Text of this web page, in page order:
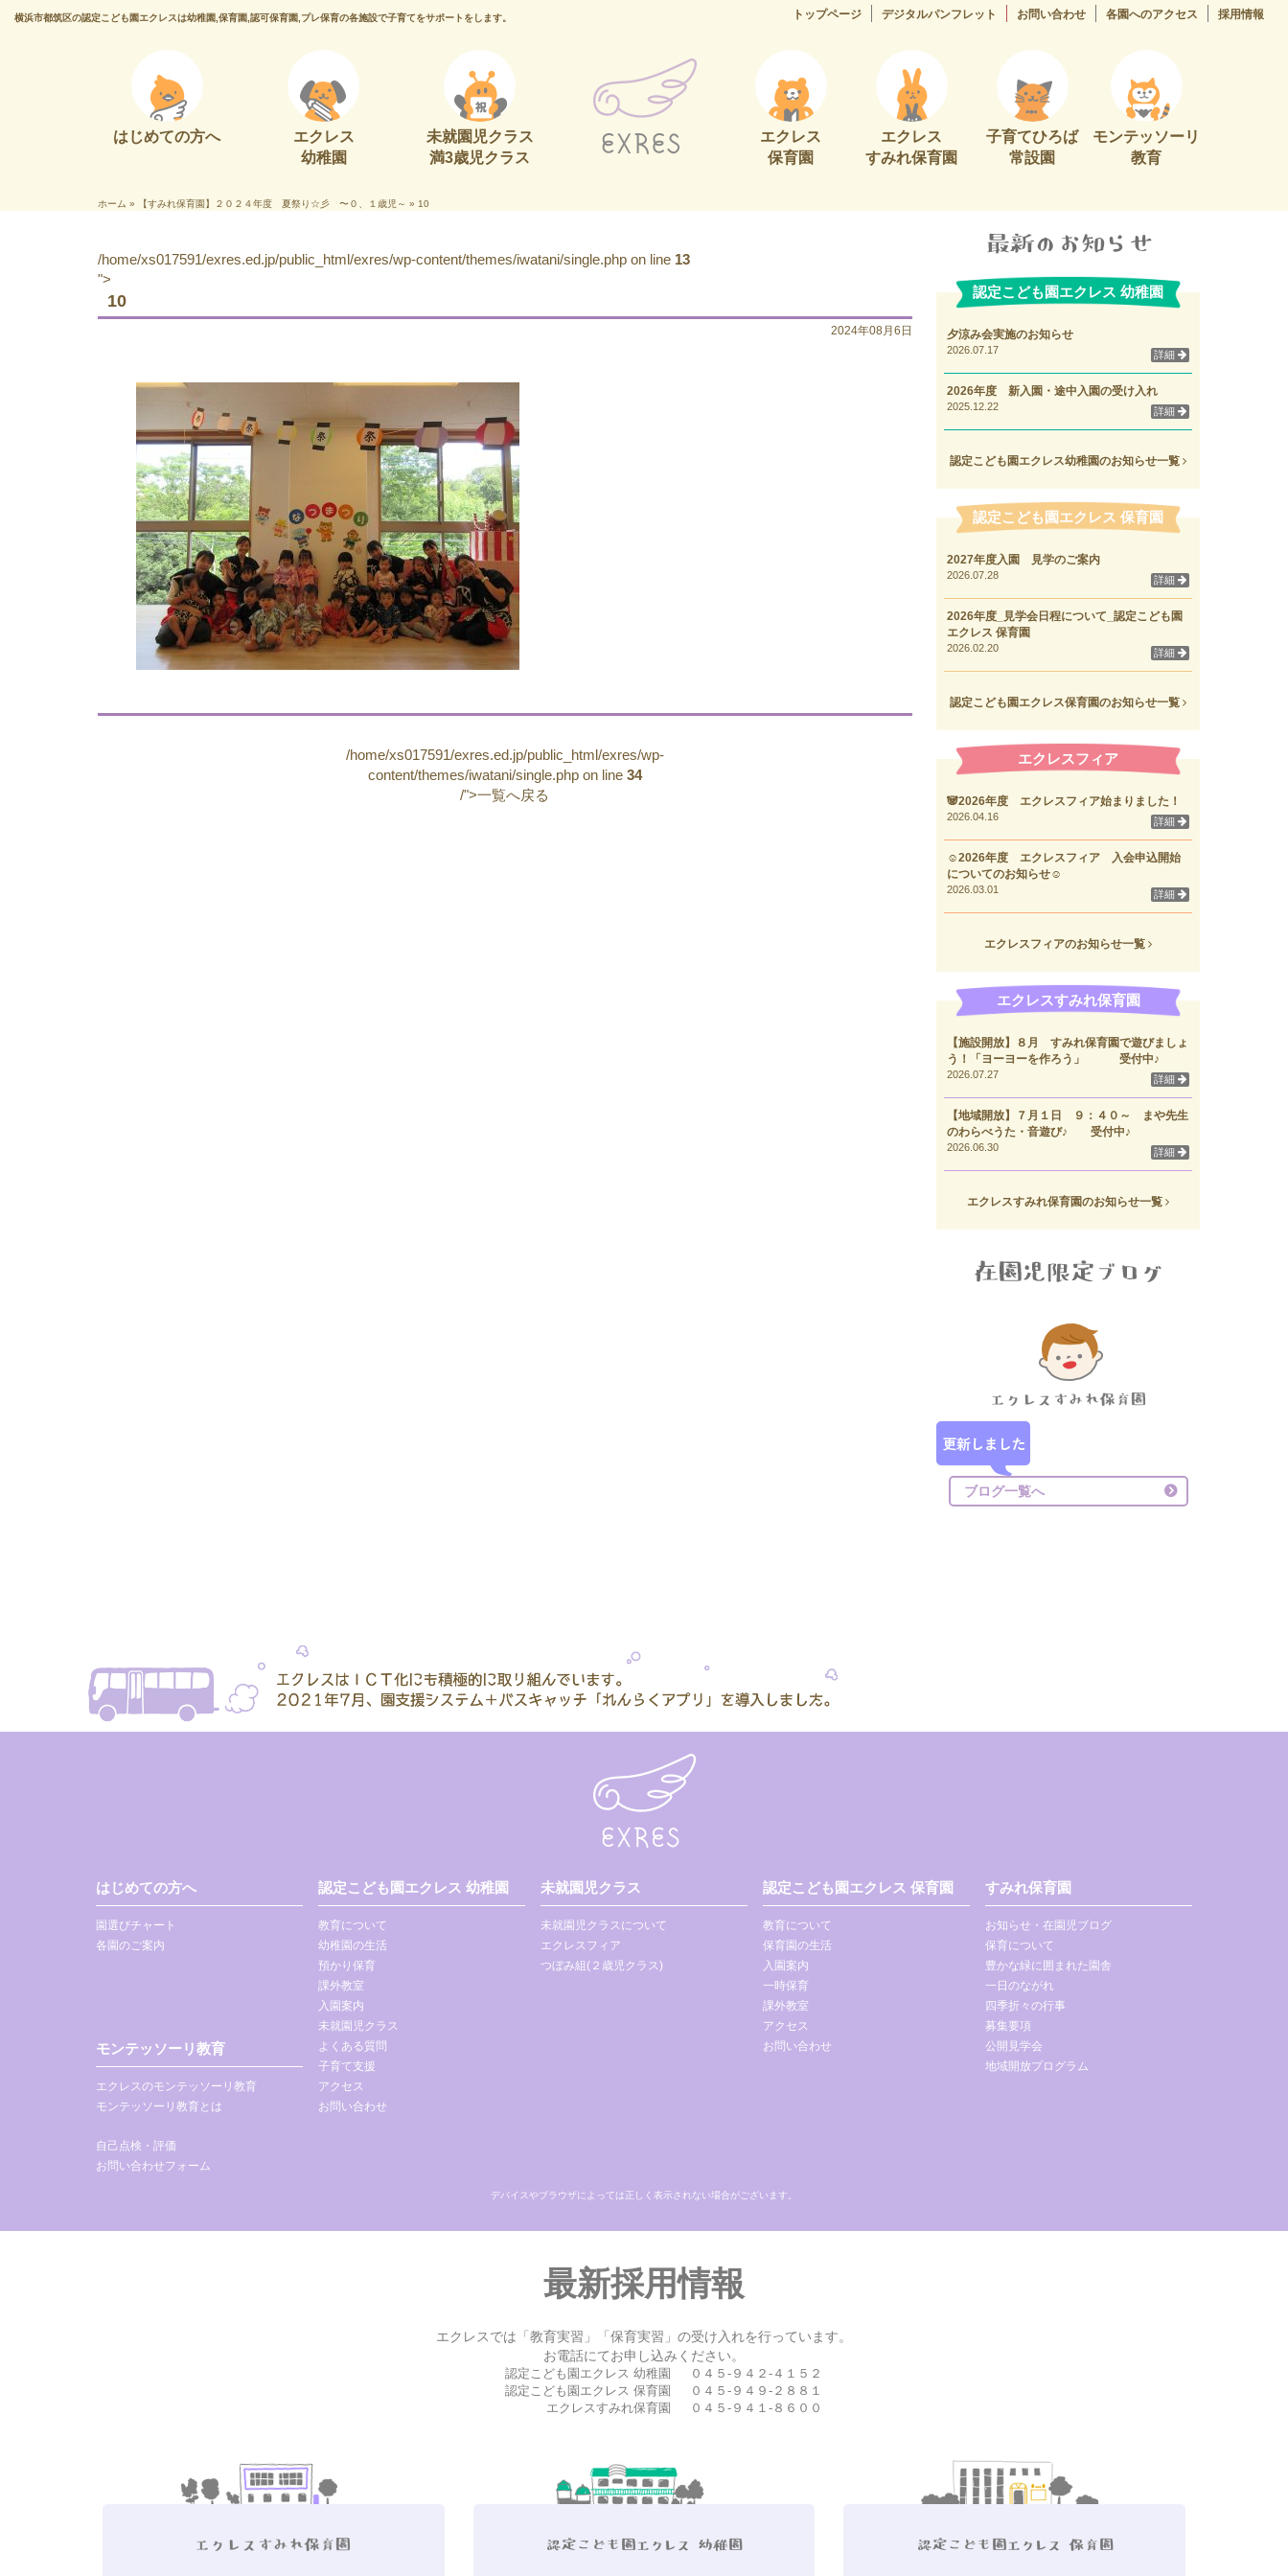
横浜市都筑区の認定こども園エクレスは幼稚園,保育園,認可保育園,プレ保育の各施設で子育てをサポートをします。 トップページ デジタルパンフレット お問い合わせ 各園へのアクセス 採用情報
はじめての方へ
エクレス
幼稚園
未就園児クラス
満3歳児クラス
エクレス
保育園
エクレス
すみれ保育園
子育てひろば
常設園
モンテッソーリ
教育
ホーム » 【すみれ保育園】２０２４年度 夏祭り☆彡 〜０、１歳児～ » 10
/home/xs017591/exres.ed.jp/public_html/exres/wp-content/themes/iwatani/single.php on line 13
">
10
2024年08月6日
/home/xs017591/exres.ed.jp/public_html/exres/wp-
content/themes/iwatani/single.php on line 34
/">一覧へ戻る
認定こども園エクレス 幼稚園
夕涼み会実施のお知らせ
2026.07.17 詳細
2026年度 新入園・途中入園の受け入れ
2025.12.22 詳細
認定こども園エクレス幼稚園のお知らせ一覧
認定こども園エクレス 保育園
2027年度入園 見学のご案内
2026.07.28 詳細
2026年度_見学会日程について_認定こども園
エクレス 保育園
2026.02.20 詳細
認定こども園エクレス保育園のお知らせ一覧
エクレスフィア
🐼2026年度 エクレスフィア始まりました！
2026.04.16 詳細
☺2026年度 エクレスフィア 入会申込開始
についてのお知らせ☺
2026.03.01 詳細
エクレスフィアのお知らせ一覧
エクレスすみれ保育園
【施設開放】８月 すみれ保育園で遊びましょ
う！「ヨーヨーを作ろう」 受付中♪
2026.07.27 詳細
【地域開放】７月１日 ９：４０～ まや先生
のわらべうた・音遊び♪ 受付中♪
2026.06.30 詳細
エクレスすみれ保育園のお知らせ一覧
ブログ一覧へ
はじめての方へ
園選びチャート
各園のご案内
モンテッソーリ教育
エクレスのモンテッソーリ教育
モンテッソーリ教育とは
自己点検・評価
お問い合わせフォーム
認定こども園エクレス 幼稚園
教育について
幼稚園の生活
預かり保育
課外教室
入園案内
未就園児クラス
よくある質問
子育て支援
アクセス
お問い合わせ
未就園児クラス
未就園児クラスについて
エクレスフィア
つぼみ組(２歳児クラス)
認定こども園エクレス 保育園
教育について
保育園の生活
入園案内
一時保育
課外教室
アクセス
お問い合わせ
すみれ保育園
お知らせ・在園児ブログ
保育について
豊かな緑に囲まれた園舎
一日のながれ
四季折々の行事
募集要項
公開見学会
地域開放プログラム
デバイスやブラウザによっては正しく表示されない場合がございます。
最新採用情報
エクレスでは「教育実習」「保育実習」の受け入れを行っています。
お電話にてお申し込みください。
認定こども園エクレス 幼稚園
０４５-９４２-４１５２
認定こども園エクレス 保育園
０４５-９４９-２８８１
エクレスすみれ保育園
０４５-９４１-８６００